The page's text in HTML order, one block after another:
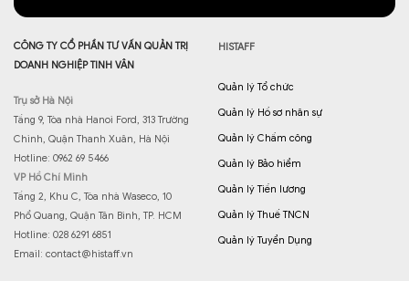
CÔNG TY CỔ PHẦN TƯ VẤN QUẢN TRỊ
DOANH NGHIỆP TINH VÂN
Trụ sở Hà Nội
Tầng 9, Tòa nhà Hanoi Ford, 313 Trường
Chinh, Quận Thanh Xuân, Hà Nội
Hotline: 0962 69 5466
VP Hồ Chí Minh
Tầng 2, Khu C, Tòa nhà Waseco, 10
Phổ Quang, Quận Tân Bình, TP. HCM
Hotline: 028 6291 6851
Email: contact@histaff.vn
HISTAFF
Quản lý Tổ chức
Quản lý Hồ sơ nhân sự
Quản lý Chấm công
Quản lý Bảo hiểm
Quản lý Tiền lương
Quản lý Thuế TNCN
Quản lý Tuyển Dụng